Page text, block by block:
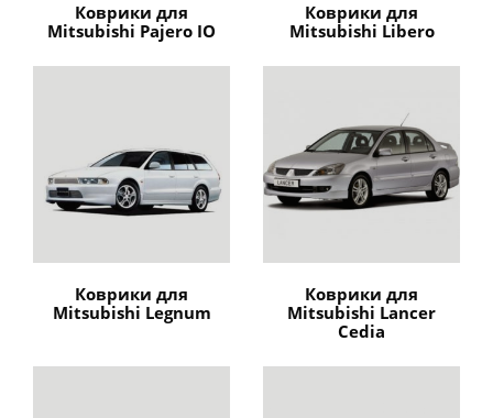
Коврики для
Mitsubishi Pajero IO
Коврики для
Mitsubishi Libero
Коврики для
Mitsubishi Legnum
Коврики для
Mitsubishi Lancer
Cedia